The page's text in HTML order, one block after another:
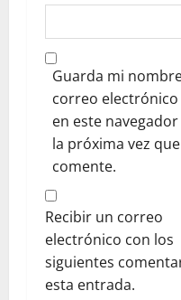
Guarda mi
correo electrónico
en este
la próxima vez que
comente.
Recibir un correo
electrónico con los
siguientes
esta entrada.